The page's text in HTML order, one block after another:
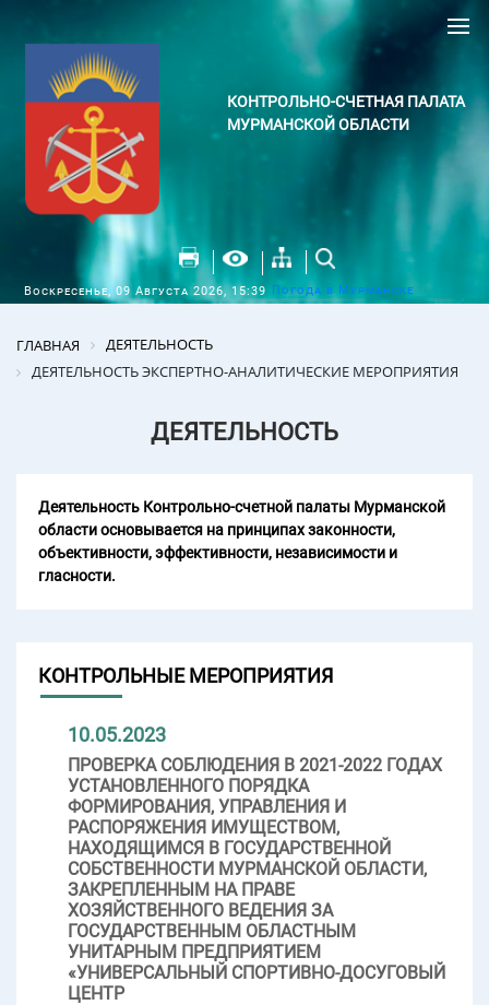
КОНТРОЛЬНО-СЧЕТНАЯ ПАЛАТА
МУРМАНСКОЙ ОБЛАСТИ
Воскресенье, 09 Августа 2026, 15:39 Погода в Мурманске
ГЛАВНАЯ
ДЕЯТЕЛЬНОСТЬ
ДЕЯТЕЛЬНОСТЬ ЭКСПЕРТНО-АНАЛИТИЧЕСКИЕ МЕРОПРИЯТИЯ
ДЕЯТЕЛЬНОСТЬ
Деятельность Контрольно-счетной палаты Мурманской
области основывается на принципах законности,
объективности, эффективности, независимости и
гласности.
КОНТРОЛЬНЫЕ МЕРОПРИЯТИЯ
10.05.2023
ПРОВЕРКА СОБЛЮДЕНИЯ В 2021-2022 ГОДАХ
УСТАНОВЛЕННОГО ПОРЯДКА
ФОРМИРОВАНИЯ, УПРАВЛЕНИЯ И
РАСПОРЯЖЕНИЯ ИМУЩЕСТВОМ,
НАХОДЯЩИМСЯ В ГОСУДАРСТВЕННОЙ
СОБСТВЕННОСТИ МУРМАНСКОЙ ОБЛАСТИ,
ЗАКРЕПЛЕННЫМ НА ПРАВЕ
ХОЗЯЙСТВЕННОГО ВЕДЕНИЯ ЗА
ГОСУДАРСТВЕННЫМ ОБЛАСТНЫМ
УНИТАРНЫМ ПРЕДПРИЯТИЕМ
«УНИВЕРСАЛЬНЫЙ СПОРТИВНО-ДОСУГОВЫЙ
ЦЕНТР